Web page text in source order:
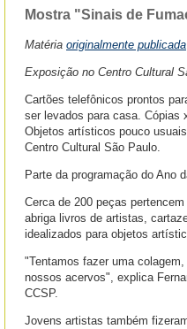
Mostra "Sinais de
Matéria originalmente publicada
Exposição no Centro Cultural
Cartões telefônicos prontos
ser levados para casa. Cópias
Objetos artísticos pouco
Centro Cultural São Paulo.
Parte da programação do Ano
Cerca de 200 peças
abriga livros de artistas,
idealizados para objetos
"Tentamos fazer uma
nossos acervos", explica
CCSP.
Jovens artistas também